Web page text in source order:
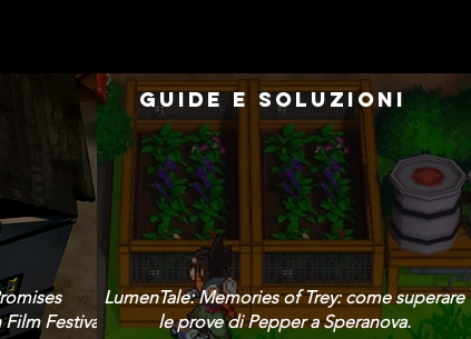
Festival!
GUIDE E SOLUZIONI
LumenTale: Memories of Trey: come superare
le prove di Pepper a Speranova.